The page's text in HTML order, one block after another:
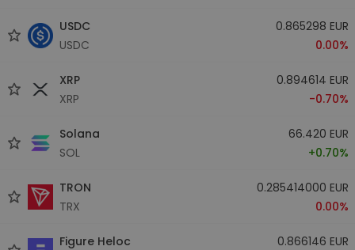
USDC
USDC
0.865298 EUR
0.00%
XRP
XRP
0.894614 EUR
-0.70%
Solana
SOL
66.420 EUR
+0.70%
TRON
TRX
0.285414000 EUR
0.00%
Figure Heloc
0.866146 EUR